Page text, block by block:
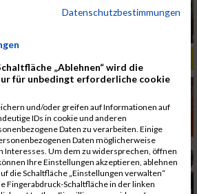
Datenschutzbestimmungen
„Ablehnen“ wird die
für unbedingt erforderliche cookie
und/oder greifen auf Informationen auf
IDs in cookie und anderen
Daten zu verarbeiten. Einige
Daten möglicherweise
Interesses. Um dem zu widersprechen, öffnen
Ihre Einstellungen akzeptieren, ablehnen
die Schaltfläche „Einstellungen verwalten“
Fingerabdruck-Schaltfläche in der linken